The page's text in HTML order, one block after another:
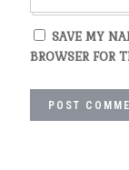
SAVE MY
BROWSER FOR